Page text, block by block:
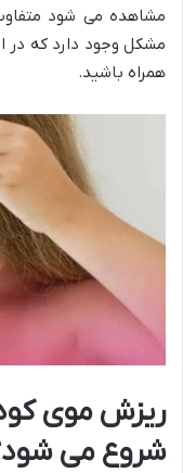
مشاهده می شود
مشکل وجود دارد که در
همراه باشید.
ریزش موی
شروع می